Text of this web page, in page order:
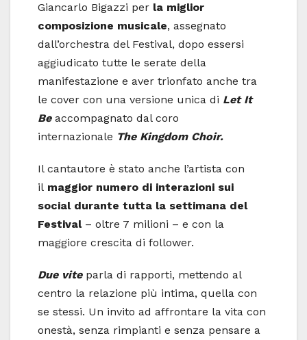
Giancarlo Bigazzi per la miglior
composizione musicale, assegnato
dall’orchestra del Festival, dopo essersi
aggiudicato tutte le serate della
manifestazione e aver trionfato anche tra
le cover con una versione unica di Let It
Beaccompagnato dal coro
internazionale The Kingdom Choir.
Il cantautore è stato anche l’artista con
il maggior numero di interazioni sui
social durante tutta la settimana del
Festival – oltre 7 milioni – e con la
maggiore crescita di follower.
Due vite parla di rapporti, mettendo al
centro la relazione più intima, quella con
se stessi. Un invito ad affrontare la vita con
onestà, senza rimpianti e senza pensare a